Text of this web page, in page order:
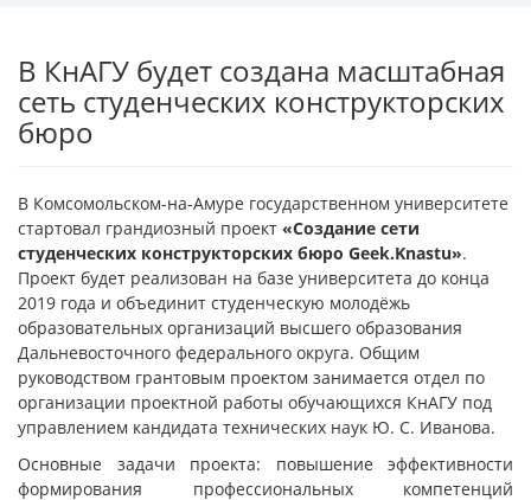
В КнАГУ будет создана масштабная
сеть студенческих конструкторских
бюро
В Комсомольском-на-Амуре государственном университете
стартовал грандиозный проект «Создание сети
студенческих конструкторских бюро Geek.Knastu».
Проект будет реализован на базе университета до конца
2019 года и объединит студенческую молодёжь
образовательных организаций высшего образования
Дальневосточного федерального округа. Общим
руководством грантовым проектом занимается отдел по
организации проектной работы обучающихся КнАГУ под
управлением кандидата технических наук Ю. С. Иванова.
Основные задачи проекта: повышение эффективности
формирования профессиональных компетенций